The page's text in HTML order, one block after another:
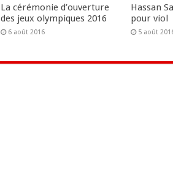
La cérémonie d’ouverture
des jeux olympiques 2016
6 août 2016
Hassan
pour viol
5 août